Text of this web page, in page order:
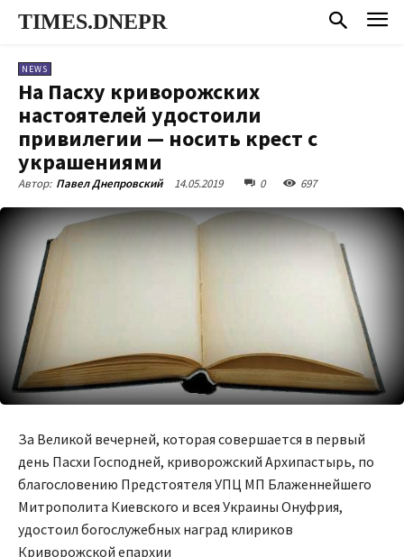
TIMES.DNEPR
NEWS
На Пасху криворожских
настоятелей удостоили
привилегии — носить крест с
украшениями
Автор: Павел Днепровский 14.05.2019 0 697
За Великой вечерней, которая совершается в первый
день Пасхи Господней, криворожский Архипастырь, по
благословению Предстоятеля УПЦ МП Блаженнейшего
Митрополита Киевского и всея Украины Онуфрия,
удостоил богослужебных наград клириков
Криворожской епархии